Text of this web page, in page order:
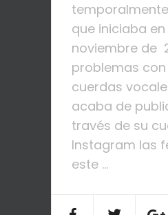
que iniciaba
noviembre de
problemas con
cuerdas
acaba de
través de su
Instagram las
este ...